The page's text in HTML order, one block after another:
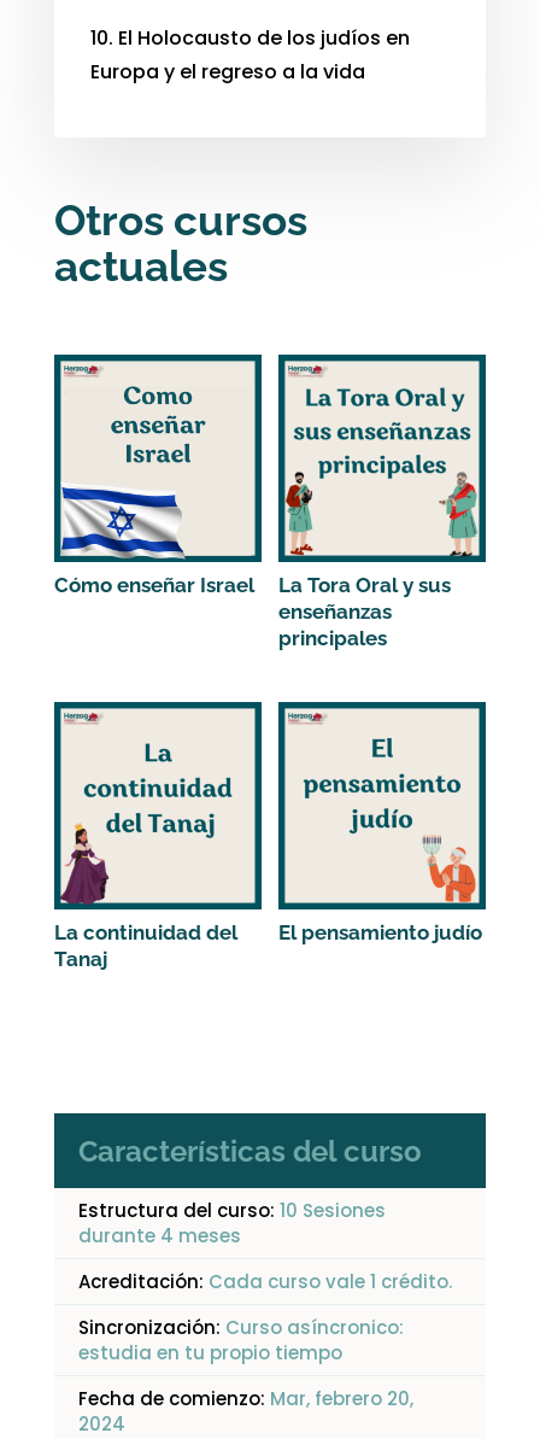
10. El Holocausto de los judíos en
Europa y el regreso a la vida
Otros cursos
actuales
Cómo enseñar Israel
La Tora Oral y sus
enseñanzas
principales
La continuidad del
Tanaj
El pensamiento judío
Características del curso
Estructura del curso: 10 Sesiones
durante 4 meses
Acreditación: Cada curso vale 1 crédito.
Sincronización: Curso asíncronico:
estudia en tu propio tiempo
Fecha de comienzo: Mar, febrero 20,
2024